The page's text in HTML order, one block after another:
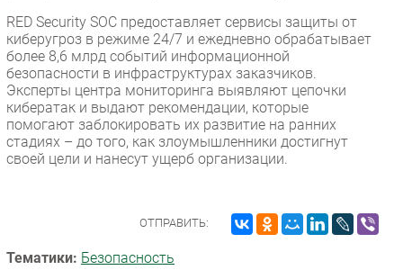
RED Security SOC предоставляет сервисы защиты от
киберугроз в режиме 24/7 и ежедневно обрабатывает
более 8,6 млрд событий информационной
безопасности в инфраструктурах заказчиков.
Эксперты центра мониторинга выявляют цепочки
кибератак и выдают рекомендации, которые
помогают заблокировать их развитие на ранних
стадиях – до того, как злоумышленники достигнут
своей цели и нанесут ущерб организации.
ОТПРАВИТЬ:
Тематики: Безопасность